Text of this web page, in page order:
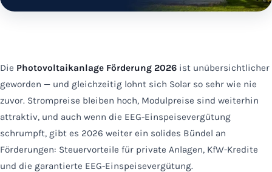
Die Photovoltaikanlage Förderung 2026 ist unübersichtlicher
geworden — und gleichzeitig lohnt sich Solar so sehr wie nie
zuvor. Strompreise bleiben hoch, Modulpreise sind weiterhin
attraktiv, und auch wenn die EEG-Einspeisevergütung
schrumpft, gibt es 2026 weiter ein solides Bündel an
Förderungen: Steuervorteile für private Anlagen, KfW-Kredite
und die garantierte EEG-Einspeisevergütung.